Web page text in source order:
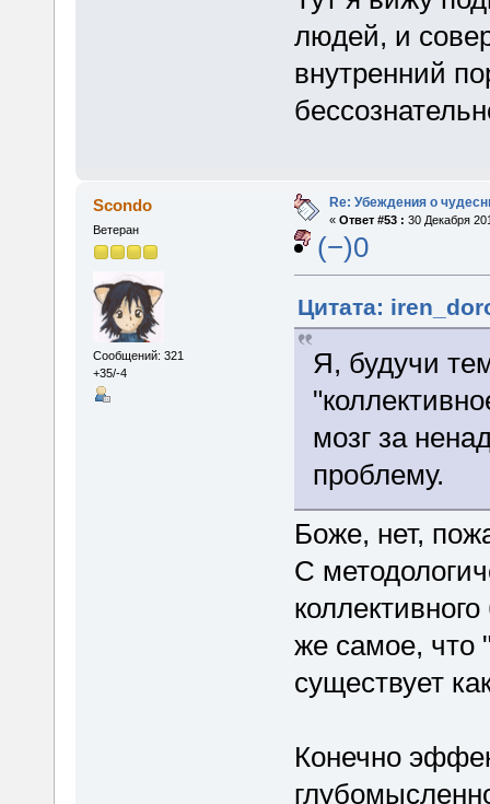
людей, и
внутренний
Scondo
Ветеран
Сообщений: 321
+35/-4
Re: Убеждения о
« Ответ #53 : 30 Декабря
(−)0
Цитата:
Я, будучи
мозг за
проблему.
Боже, нет,
С
же самое, что
существует
Конечно